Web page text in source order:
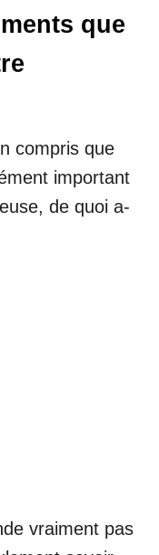
que
compris que
important
de quoi a-
vraiment pas